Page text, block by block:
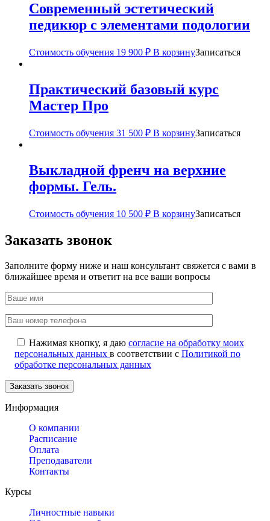
Современный эстетический
педикюр с элементами подологии
Стоимость обучения 19 900 ₽ В корзинуЗаписаться
Практический базовый курс
Мастер Про
Стоимость обучения 31 500 ₽ В корзинуЗаписаться
Выкладной френч на верхние
формы. Гель.
Стоимость обучения 10 500 ₽ В корзинуЗаписаться
Заказать звонок
Заполните форму ниже и наш консультант свяжется с вами в
ближайшее время и ответит на все ваши вопросы
Нажимая кнопку, я даю согласие на обработку моих
персональных данных в соответствии с Политикой по
обработке персональных данных
Информация
О компании
Расписание
Оплата
Преподаватели
Контакты
Курсы
Личностные навыки